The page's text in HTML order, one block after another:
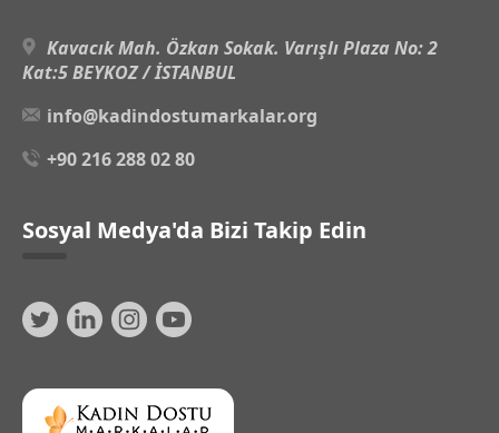
Kavacık Mah. Özkan Sokak. Varışlı Plaza No: 2
Kat:5 BEYKOZ / İSTANBUL
info@kadindostumarkalar.org
+90 216 288 02 80
Sosyal Medya'da Bizi Takip Edin